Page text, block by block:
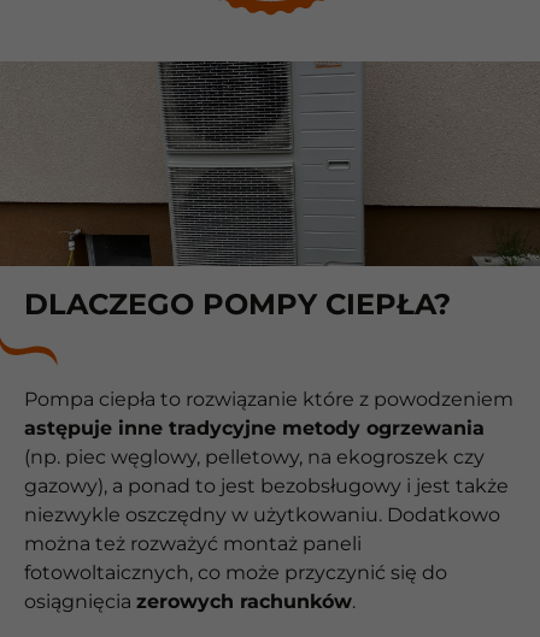
DLACZEGO POMPY CIEPŁA?
Pompa ciepła to rozwiązanie które z powodzeniem
astępuje inne tradycyjne metody ogrzewania
(np. piec węglowy, pelletowy, na ekogroszek czy
gazowy), a ponad to jest bezobsługowy i jest także
niezwykle oszczędny w użytkowaniu. Dodatkowo
można też rozważyć montaż paneli
fotowoltaicznych, co może przyczynić się do
osiągnięcia zerowych rachunków.